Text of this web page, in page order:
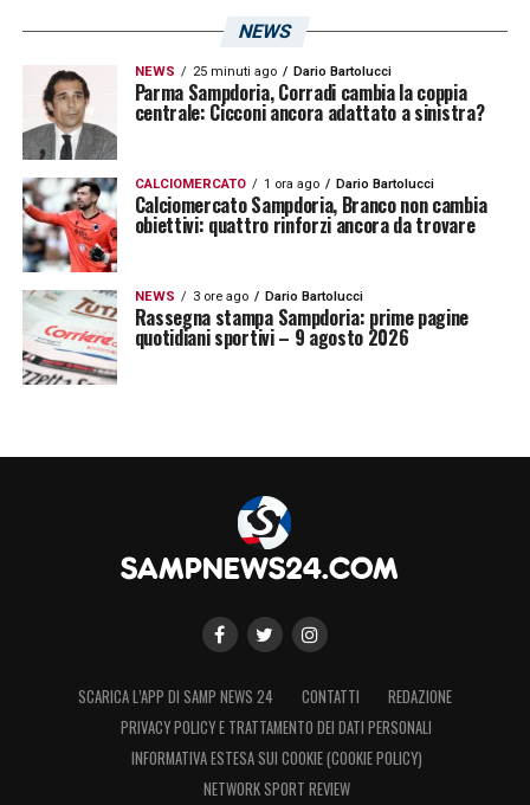
LA PLAYLIST DELLE NOSTRE TOP NEWS
NEWS
NEWS 25 minuti ago Dario Bartolucci
Parma Sampdoria, Corradi cambia la coppia
centrale: Cicconi ancora adattato a sinistra?
CALCIOMERCATO 1 ora ago Dario Bartolucci
Calciomercato Sampdoria, Branco non cambia
obiettivi: quattro rinforzi ancora da trovare
NEWS 3 ore ago Dario Bartolucci
Rassegna stampa Sampdoria: prime pagine
quotidiani sportivi – 9 agosto 2026
SCARICA L’APP DI SAMP NEWS 24 CONTATTI
REDAZIONE
PRIVACY POLICY E TRATTAMENTO DEI DATI PERSONALI
INFORMATIVA ESTESA SUI COOKIE (COOKIE POLICY)
NETWORK SPORT REVIEW